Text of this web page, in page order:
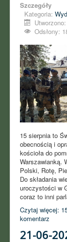
Szczegóły
Kategoria:
Odsłony:
15 sierpnia to
obecnością i
kościoła do
Warszawianką.
Polski, Rotę,
Do składania
uroczystości w
coraz to inni
Czytaj więcej:
komentarz
21-06-